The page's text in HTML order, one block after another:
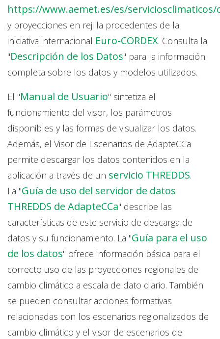
https://www.aemet.es/es/serviciosclimaticos/
y proyecciones en rejilla procedentes de la
iniciativa internacional Euro-CORDEX. Consulta la
"Descripción de los Datos" para la información
completa sobre los datos y modelos utilizados.
El "Manual de Usuario" sintetiza el
funcionamiento del visor, los parámetros
disponibles y las formas de visualizar los datos.
Además, el Visor de Escenarios de AdapteCCa
permite descargar los datos contenidos en la
aplicación a través de un servicio THREDDS.
La "Guía de uso del servidor de datos
THREDDS de AdapteCCa" describe las
características de este servicio de descarga de
datos y su funcionamiento. La "Guía para el uso
de los datos" ofrece información básica para el
correcto uso de las proyecciones regionales de
cambio climático a escala de dato diario. También
se pueden consultar acciones formativas
relacionadas con los escenarios regionalizados de
cambio climático y el visor de escenarios de